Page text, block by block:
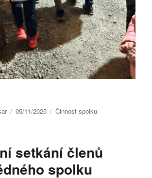
Publikováno:
05/11/2025 Rubriky:
Činnost spolku
setkání členů
spolku